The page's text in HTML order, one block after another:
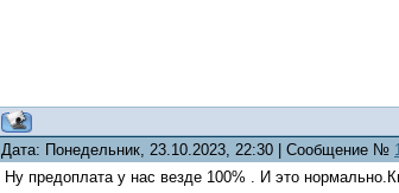
Дата: Понедельник, 23.10.2023, 22:30 | Сообщение №
Ну предоплата у нас везде 100% . И это